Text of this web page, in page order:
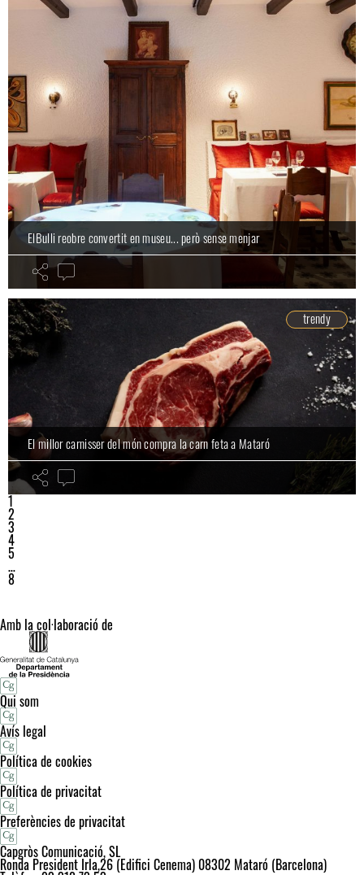
ElBulli reobre convertit en museu... però sense menjar
trendy
El millor carnisser del món compra la carn feta a Mataró
1
2
3
4
5
…
8
Amb la col·laboració de
Qui som
Avís legal
Política de cookies
Política de privacitat
Preferències de privacitat
Capgròs Comunicació, SL
Ronda President Irla,26 (Edifici Cenema) 08302 Mataró (Barcelona)